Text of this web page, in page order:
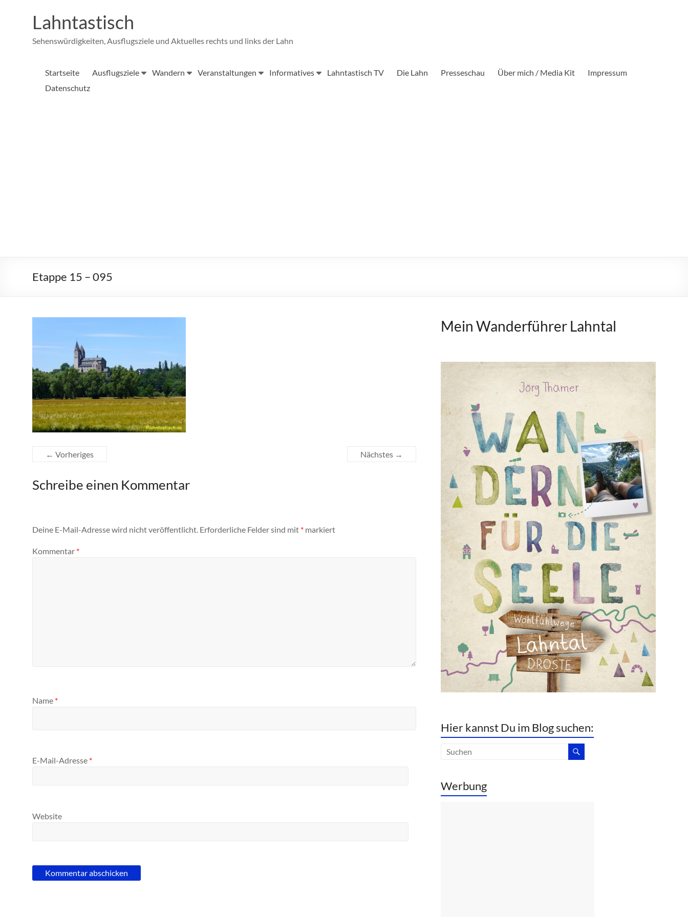
Lahntastisch
Sehenswürdigkeiten, Ausflugsziele und Aktuelles rechts und links der Lahn
Startseite Ausflugsziele Wandern Veranstaltungen Informatives Lahntastisch TV Die Lahn Presseschau Über mich / Media Kit
Impressum
Datenschutz
Etappe 15 – 095
← Vorheriges Nächstes →
Schreibe einen Kommentar
Deine E-Mail-Adresse wird nicht veröffentlicht. Erforderliche Felder sind mit * markiert
Kommentar *
Name *
E-Mail-Adresse *
Website
Mein Wanderführer Lahntal
Hier kannst Du im Blog suchen:
Werbung